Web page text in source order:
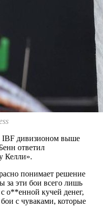
IBF дивизионом выше
ответил
Келли».
понимает решение
за эти бои всего лишь
о**енной кучей денег,
с чуваками, которые